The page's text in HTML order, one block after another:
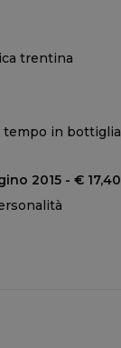
trentina
tempo in bottiglia
2015 - € 17,40